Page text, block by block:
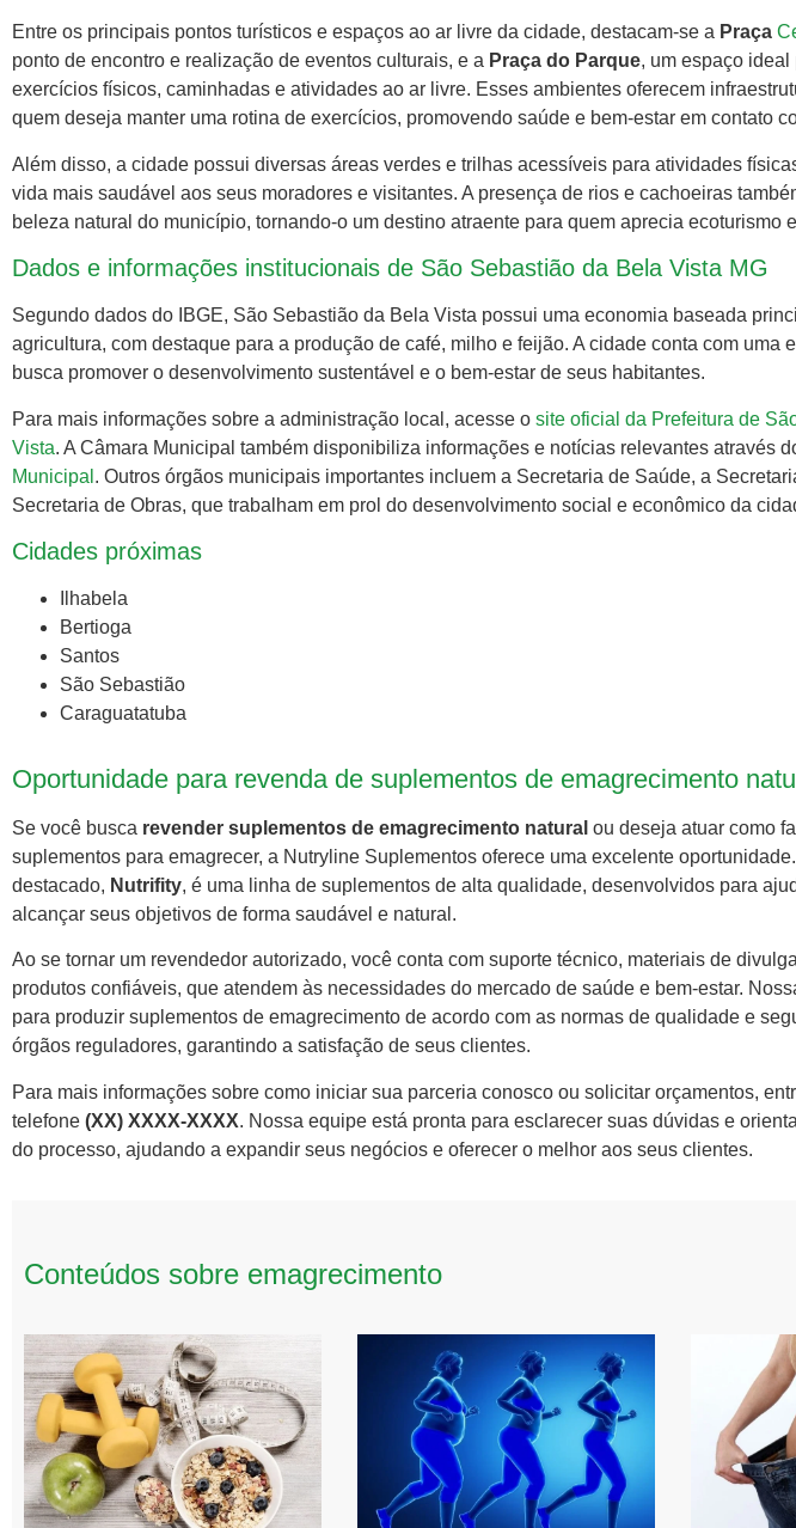
Entre os principais pontos turísticos e espaços ao ar livre da cidade, destacam-se a Praça
ponto de encontro e realização de eventos culturais, e a Praça do Parque, um espaço
exercícios físicos, caminhadas e atividades ao ar livre. Esses ambientes oferecem
quem deseja manter uma rotina de exercícios, promovendo saúde e bem-estar em contato
Além disso, a cidade possui diversas áreas verdes e trilhas acessíveis para atividades
vida mais saudável aos seus moradores e visitantes. A presença de rios e cachoeiras
beleza natural do município, tornando-o um destino atraente para quem aprecia ecoturismo
Dados e informações institucionais de São Sebastião da Bela Vista MG
Segundo dados do IBGE, São Sebastião da Bela Vista possui uma economia baseada
agricultura, com destaque para a produção de café, milho e feijão. A cidade conta com uma
busca promover o desenvolvimento sustentável e o bem-estar de seus habitantes.
Para mais informações sobre a administração local, acesse o site oficial da Prefeitura de
Vista. A Câmara Municipal também disponibiliza informações e notícias relevantes através
Municipal . Outros órgãos municipais importantes incluem a Secretaria de Saúde, a
Secretaria de Obras, que trabalham em prol do desenvolvimento social e econômico da
Cidades próximas
Ilhabela
Bertioga
Santos
São Sebastião
Caraguatatuba
Oportunidade para revenda de suplementos de emagrecimento
Se você busca revender suplementos de emagrecimento natural ou deseja atuar como
suplementos para emagrecer, a Nutryline Suplementos oferece uma excelente
destacado, Nutrifity, é uma linha de suplementos de alta qualidade, desenvolvidos para
alcançar seus objetivos de forma saudável e natural.
Ao se tornar um revendedor autorizado, você conta com suporte técnico, materiais de
produtos confiáveis, que atendem às necessidades do mercado de saúde e bem-estar.
para produzir suplementos de emagrecimento de acordo com as normas de qualidade e
órgãos reguladores, garantindo a satisfação de seus clientes.
Para mais informações sobre como iniciar sua parceria conosco ou solicitar orçamentos,
telefone (XX) XXXX-XXXX. Nossa equipe está pronta para esclarecer suas dúvidas e
do processo, ajudando a expandir seus negócios e oferecer o melhor aos seus clientes.
Conteúdos sobre emagrecimento